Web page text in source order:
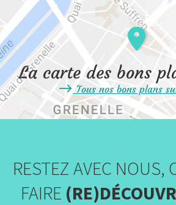
La carte des bons
Tous nos bons plans
RESTEZ AVEC NOUS,
FAIRE